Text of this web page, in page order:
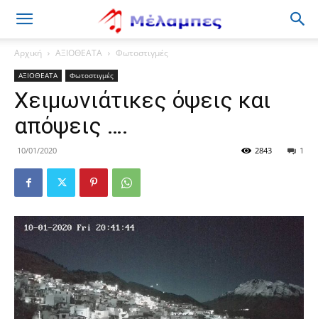
Μέλαμπες
Αρχική ΑΞΙΟΘΕΑΤΑ Φωτοστιγμές
ΑΞΙΟΘΕΑΤΑ Φωτοστιγμές
Χειμωνιάτικες όψεις και
απόψεις ….
10/01/2020 1
2843